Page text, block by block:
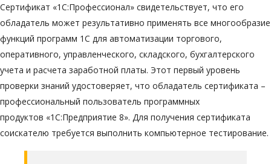
Сертификат «1С:Профессионал» свидетельствует, что его
обладатель может результативно применять все многообразие
функций программ 1С для автоматизации торгового,
оперативного, управленческого, складского, бухгалтерского
учета и расчета заработной платы. Этот первый уровень
проверки знаний удостоверяет, что обладатель сертификата –
профессиональный пользователь программных
продуктов «1С:Предприятие 8». Для получения сертификата
соискателю требуется выполнить компьютерное тестирование.